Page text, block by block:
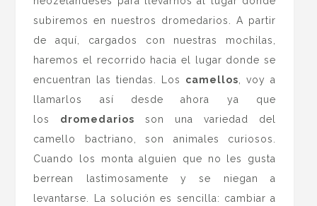
subiremos en nuestros dromedarios. A partir
de aquí, cargados con nuestras mochilas,
haremos el recorrido hacia el lugar donde se
encuentran las tiendas. Los camellos , voy a
llamarlos así desde ahora ya que
los dromedarios son una variedad del
camello bactriano, son animales curiosos.
Cuando los monta alguien que no les gusta
berrean lastimosamente y se niegan a
levantarse. La solución es sencilla: cambiar a